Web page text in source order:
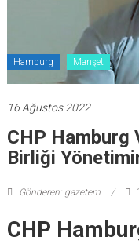
Hamburg Manşet
16 Ağustos 2022
CHP Hamburg
Birliği
Gönderen: gazetem
CHP